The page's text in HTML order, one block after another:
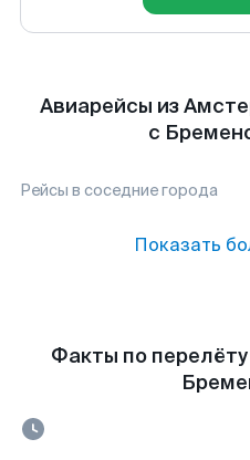
Авиарейсы из
с
Рейсы в соседние города
Показать
Факты по